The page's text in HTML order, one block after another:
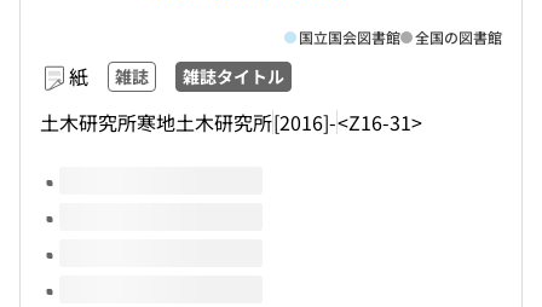
紙 雑誌 雑誌タイトル
土木研究所寒地土木研究所[2016]-<Z16-31>
国立国会図書館 全国の図書館
このタイトルの巻号